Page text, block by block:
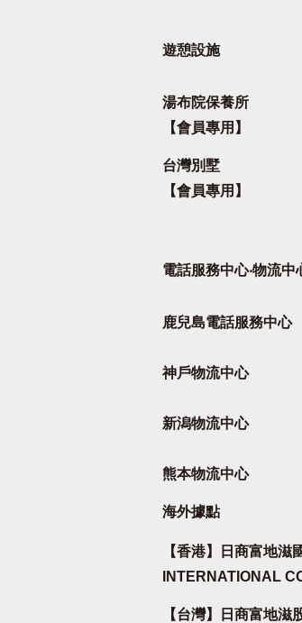
遊憩設施
湯布院保養所
【會員專用】
台灣別墅
【會員專用】
電話服務中心‧物流中
鹿兒島電話服務中心
神戶物流中心
新潟物流中心
熊本物流中心
海外據點
【香港】日商富地
INTERNATIONAL
【台灣】日商富地滋